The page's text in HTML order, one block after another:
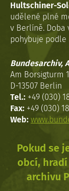
Hultschiner-
udělené plné
v Berlíně. Doba
pohybuje podle
Bundesarchiv,
Am Borsigturm
D-13507 Berlin
Tel.: +49 (030)
Fax: +49 (030)
Web:
Pokud se
obcí,
archivu